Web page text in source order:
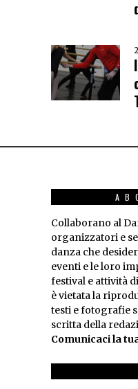
Collaborano al
organizzatori e
danza che
eventi e le loro
festival e attività
è vietata la
testi e fotografie
scritta della
Comunicaci la